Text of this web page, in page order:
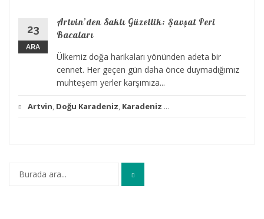
23
ARA
Artvin’den Saklı Güzellik: Şavşat Peri
Bacaları
Ülkemiz doğa harikaları yönünden adeta bir
cennet. Her geçen gün daha önce duymadığımız
muhteşem yerler karşımıza...
Artvin, Doğu Karadeniz, Karadeniz ...